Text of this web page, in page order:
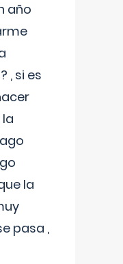
año
, si es
la
pasa ,